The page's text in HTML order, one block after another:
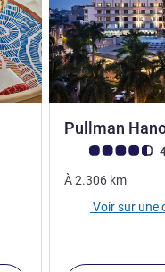
Pullman
Note Avis clients
À2.306 km
Voir sur une